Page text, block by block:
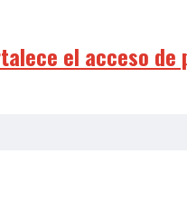
el acceso